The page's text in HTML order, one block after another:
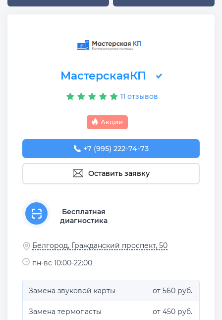
МастерскаяКП
11 отзывов
Акции
+7 (995) 222-74-73
Оставить заявку
Бесплатная
диагностика
Белгород, Гражданский проспект, 50
пн-вс 10:00-22:00
Замена звуковой карты от 560 руб.
Замена термопасты от 450 руб.